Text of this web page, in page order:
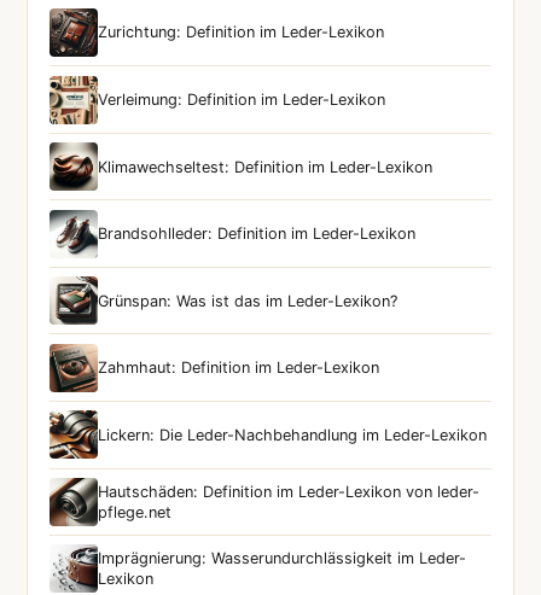
Zurichtung: Definition im Leder-Lexikon
Verleimung: Definition im Leder-Lexikon
Klimawechseltest: Definition im Leder-Lexikon
Brandsohlleder: Definition im Leder-Lexikon
Grünspan: Was ist das im Leder-Lexikon?
Zahmhaut: Definition im Leder-Lexikon
Lickern: Die Leder-Nachbehandlung im Leder-Lexikon
Hautschäden: Definition im Leder-Lexikon von leder-
pflege.net
Imprägnierung: Wasserundurchlässigkeit im Leder-
Lexikon